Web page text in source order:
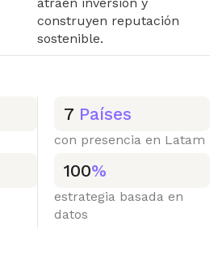
construyen reputación
sostenible.
7 Países
con presencia en Latam
100%
estrategia basada en
datos